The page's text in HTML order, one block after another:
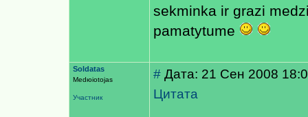
sekminka ir grazi
pamatytume
Soldatas
Medюiotojas
Участник
# Дата: 21 Сен 2008
Цитата